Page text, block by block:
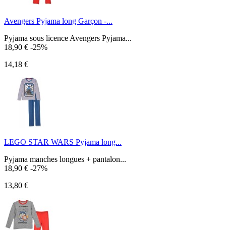
Avengers Pyjama long Garçon -...
Pyjama sous licence Avengers Pyjama...
18,90 € -25%
14,18 €
LEGO STAR WARS Pyjama long...
Pyjama manches longues + pantalon...
18,90 € -27%
13,80 €